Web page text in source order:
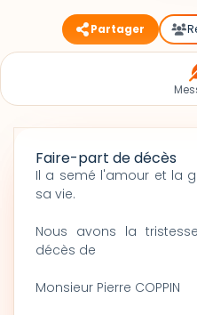
Partager
Faire-part de décès
Il a semé l'amour et la
sa vie.
Nous avons la
décès de
Monsieur Pierre COPPIN